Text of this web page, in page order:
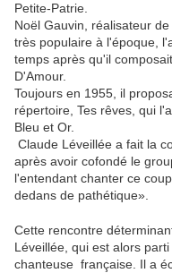
Petite-Patrie.
Noël Gauvin, réalisateur
très populaire à l'époque,
temps après qu'il
D'Amour.
Toujours en 1955, il
répertoire, Tes rêves, qui
Bleu et Or.
Claude Léveillée a fait la
après avoir cofondé le
l'entendant chanter ce
dedans de pathétique».
Cette rencontre
Léveillée, qui est alors
chanteuse française. Il a